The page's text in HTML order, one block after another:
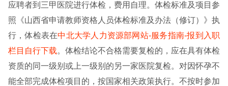
应聘者到三甲医院进行体检，费用自理。体检标准及项目参
照《山西省申请教师资格人员体检标准及办法（修订）》执
行，体检表在中北大学人力资源部网站-服务指南-报到入职
栏目自行下载。体检结论不合格需要复检的，应在具有体检
资质的同一级别或上一级别的另一家医院复检。对因怀孕不
能全部完成体检项目的，按国家相关政策执行。不按时参加